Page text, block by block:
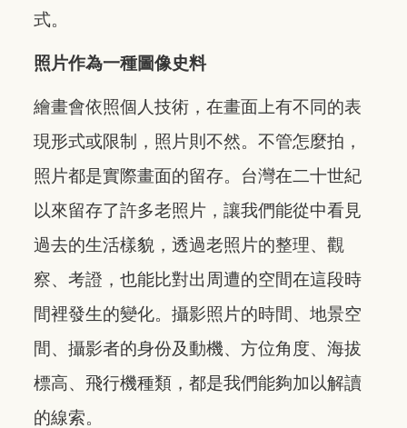
式。
照片作為一種圖像史料
繪畫會依照個人技術，在畫面上有不同的表
現形式或限制，照片則不然。不管怎麼拍，
照片都是實際畫面的留存。台灣在二十世紀
以來留存了許多老照片，讓我們能從中看見
過去的生活樣貌，透過老照片的整理、觀
察、考證，也能比對出周遭的空間在這段時
間裡發生的變化。攝影照片的時間、地景空
間、攝影者的身份及動機、方位角度、海拔
標高、飛行機種類，都是我們能夠加以解讀
的線索。